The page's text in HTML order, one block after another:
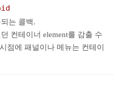
는 콜백.
컨테이너 element를 감출 수
점에 패널이나 메뉴는 컨테이